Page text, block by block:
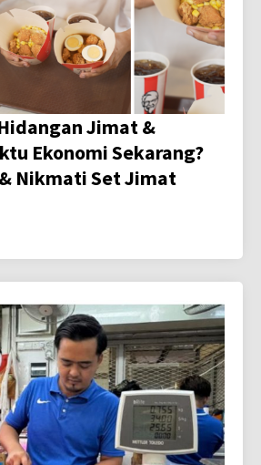
Jimat &
Ekonomi Sekarang?
Nikmati Set Jimat